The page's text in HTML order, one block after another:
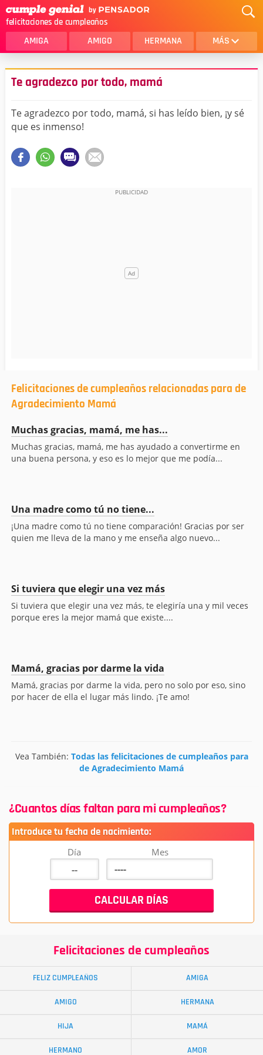
felicitaciones de cumpleaños
AMIGA AMIGO HERMANA MÁS
MAMA
AMOR
SOBRINA
HIJA
NOVIA
Te agradezco por todo, mamá
Te agradezco por todo, mamá, si has leído bien, ¡y sé
que es inmenso!
Felicitaciones de cumpleaños relacionadas para de
Agradecimiento Mamá
Muchas gracias, mamá, me has...
Muchas gracias, mamá, me has ayudado a convertirme en
una buena persona, y eso es lo mejor que me podía...
Una madre como tú no tiene...
¡Una madre como tú no tiene comparación! Gracias por ser
quien me lleva de la mano y me enseña algo nuevo...
Si tuviera que elegir una vez más
Si tuviera que elegir una vez más, te elegiría una y mil veces
porque eres la mejor mamá que existe....
Mamá, gracias por darme la vida
Mamá, gracias por darme la vida, pero no solo por eso, sino
por hacer de ella el lugar más lindo. ¡Te amo!
Vea También: Todas las felicitaciones de cumpleaños para
de Agradecimiento Mamá
¿Cuantos días faltan para mi cumpleaños?
Introduce tu fecha de nacimiento:
Día Mes
Felicitaciones de cumpleaños
FELIZ CUMPLEAÑOS AMIGA
AMIGO HERMANA
HIJA MAMÁ
HERMANO AMOR